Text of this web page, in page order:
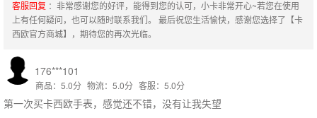
客服回复 ：非常感谢您的好评，能得到您的认可，小卡非常开心~若您在使用
上有任何疑问，也可以随时联系我们。 最后祝您生活愉快，感谢您选择了【卡
西欧官方商城】，期待您的再次光临。
176***101
商品：5.0分 物流：5.0分 客服：5.0分
第一次买卡西欧手表，感觉还不错，没有让我失望